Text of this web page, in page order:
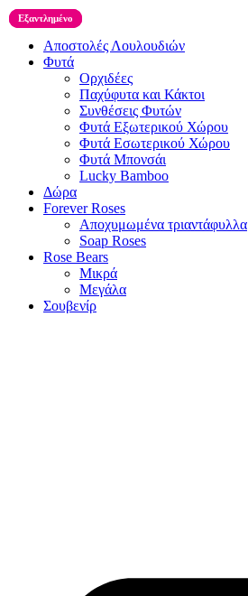
Αποστολές Λουλουδιών
Φυτά
Ορχιδέες
Παχύφυτα και Κάκτοι
Συνθέσεις Φυτών
Φυτά Εξωτερικού Χώρου
Φυτά Εσωτερικού Χώρου
Φυτά Μπονσάι
Lucky Bamboo
Δώρα
Forever Roses
Αποχυμωμένα τριαντάφυλλα
Soap Roses
Rose Βears
Μικρά
Μεγάλα
Σουβενίρ
Εξαντλημένο
Εξαντλημένο
Εξαντλημένο